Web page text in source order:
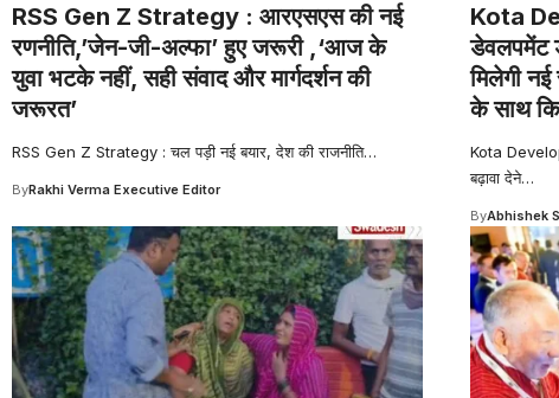
RSS Gen Z Strategy : आरएसएस की नई
रणनीति,’जेन-जी-अल्फा’ हुए जरूरी ,‘आज के
युवा भटके नहीं, सही संवाद और मार्गदर्शन की
जरूरत’
RSS Gen Z Strategy : चल पड़ी नई बयार, देश की राजनीति…
ByRakhi Verma Executive Editor
Kota
डेवलपमेंट
मिलेगी
के साथ
Kota
बढ़ावा देने…
ByAbhishek